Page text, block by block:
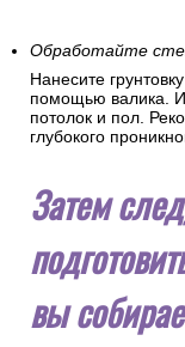
Обработайте
Нанесите
помощью валика.
потолок и пол.
глубокого
Затем
вы